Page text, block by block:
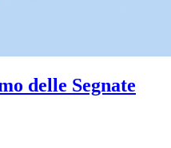
delle Segnate